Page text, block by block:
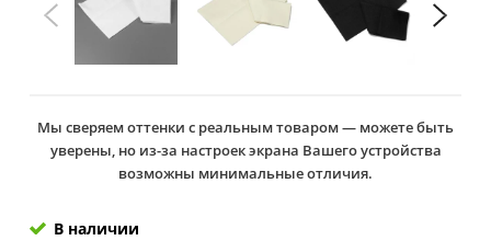
Мы сверяем оттенки с реальным товаром — можете быть
уверены, но из-за настроек экрана Вашего устройства
возможны минимальные отличия.
В наличии